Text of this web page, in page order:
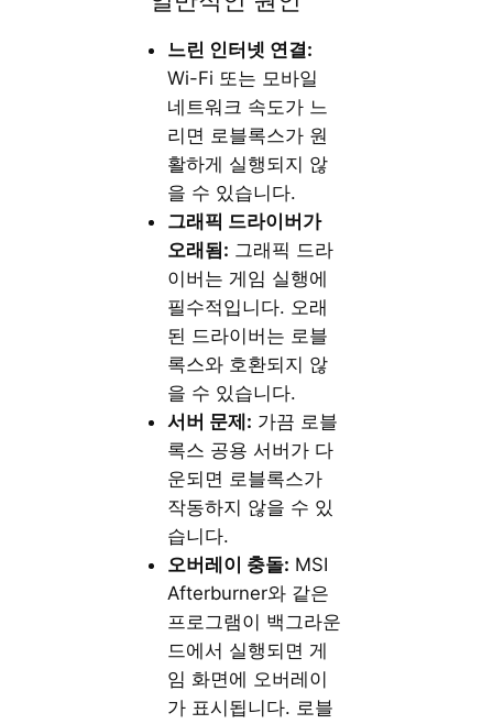
느린 인터넷 연결:
Wi-Fi 또는 모바일
네트워크 속도가 느
리면 로블록스가 원
활하게 실행되지 않
을 수 있습니다.
그래픽 드라이버가
오래됨: 그래픽 드라
이버는 게임 실행에
필수적입니다. 오래
된 드라이버는 로블
록스와 호환되지 않
을 수 있습니다.
서버 문제: 가끔 로블
록스 공용 서버가 다
운되면 로블록스가
작동하지 않을 수 있
습니다.
오버레이 충돌: MSI
Afterburner와 같은
프로그램이 백그라운
드에서 실행되면 게
임 화면에 오버레이
가 표시됩니다. 로블